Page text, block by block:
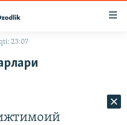
23:07